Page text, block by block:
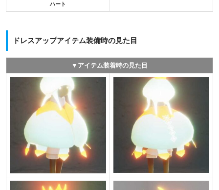
ハート
ドレスアップアイテム装備時の見た目
▼アイテム装着時の見た目